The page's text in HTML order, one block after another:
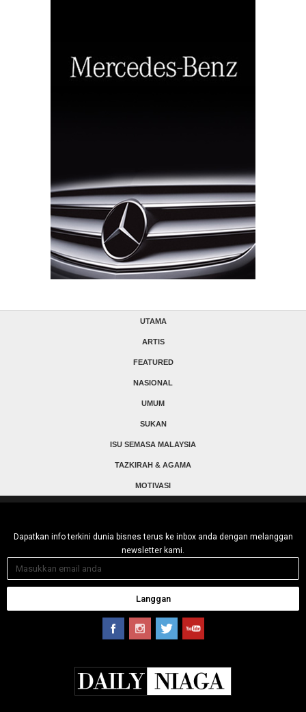
UTAMA
ARTIS
FEATURED
NASIONAL
UMUM
SUKAN
ISU SEMASA MALAYSIA
TAZKIRAH & AGAMA
MOTIVASI
Dapatkan info terkini dunia bisnes terus ke inbox anda dengan melanggan
newsletter kami.
Langgan